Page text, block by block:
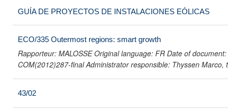
GUÍA DE PROYECTOS DE INSTALACIONES EÓLICAS
ECO/335 Outermost regions: smart growth
Rapporteur: MALOSSE Original language: FR Date of
COM(2012)287-final Administrator responsible: Thyssen
43/02